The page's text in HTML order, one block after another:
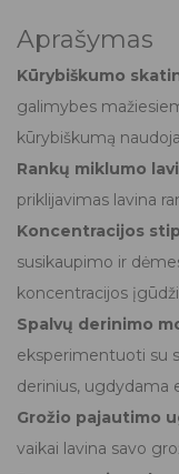
Aprašymas
Kūrybiškumo
galimybes
kūrybiškumą
Rankų miklumo
priklijavimas lavina
Koncentracijos
susikaupimo ir
koncentracijos
Spalvų derinimo
eksperimentuoti su
derinius, ugdydama
Grožio pajautimo
vaikai lavina savo